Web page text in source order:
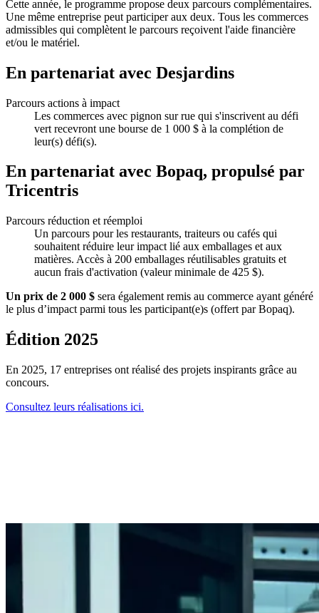
Cette année, le programme propose deux parcours complémentaires.
Une même entreprise peut participer aux deux. Tous les commerces
admissibles qui complètent le parcours reçoivent l'aide financière
et/ou le matériel.
En partenariat avec Desjardins
Parcours actions à impact
Les commerces avec pignon sur rue qui s'inscrivent au défi
vert recevront une bourse de 1 000 $ à la complétion de
leur(s) défi(s).
En partenariat avec Bopaq, propulsé par
Tricentris
Parcours réduction et réemploi
Un parcours pour les restaurants, traiteurs ou cafés qui
souhaitent réduire leur impact lié aux emballages et aux
matières. Accès à 200 emballages réutilisables gratuits et
aucun frais d'activation (valeur minimale de 425 $).
Un prix de 2 000 $ sera également remis au commerce ayant généré
le plus d’impact parmi tous les participant(e)s (offert par Bopaq).
Édition 2025
En 2025, 17 entreprises ont réalisé des projets inspirants grâce au
concours.
Consultez leurs réalisations ici.